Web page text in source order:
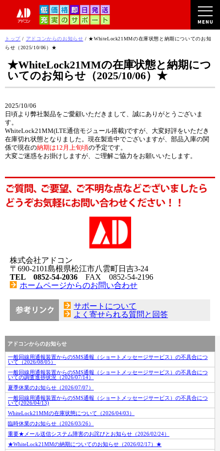
このページの本文へ
現
在
位
置：
トップ/ アドコンからのお知らせ / ★WhiteLock21MMの在庫状態と納期についてのお知
らせ（2025/10/06）★
★WhiteLock21MMの在庫状態と納期につ
いてのお知らせ（2025/10/06）★
2025/10/06
日頃より弊社製品をご愛顧いただきまして、誠にありがとうございま
す。
WhiteLock21MM(LTE通信モジュール搭載)ですが、大変好評をいただき
在庫切れ状態となりました。現在製造中でございますが、部品入庫の関
係で現在の納期は12月上旬頃の予定です。
大変ご迷惑をお掛けしますが、ご理解ご協力をお願いいたします。
株式会社アドコン
〒690-2101島根県松江市八雲町日吉3-24
TEL 0852-54-2036 FAX 0852-54-2196
ホームページからのお問い合わせ
サポートについて
よく寄せられる質問と回答
アドコンからのお知らせ
一般回線用通報装置からのSMS通報（ショートメッセージサービス）の不具合につ
いて（2026/08/05）
一般回線用通報装置からのSMS通報（ショートメッセージサービス）の不具合につ
いての調査進捗状況（2026/07/14）
夏季休業のお知らせ（2026/07/07）
一般回線用通報装置からのSMS通報（ショートメッセージサービス）の不具合につ
いて(2026/04/13)
WhiteLock21MMの在庫状態について（2026/04/03）
臨時休業のお知らせ（2026/03/26）
重要★メール送信システム障害のお詫びとお知らせ（2026/02/24）
★WhiteLock21MMの納期についてのお知らせ（2026/02/17）★